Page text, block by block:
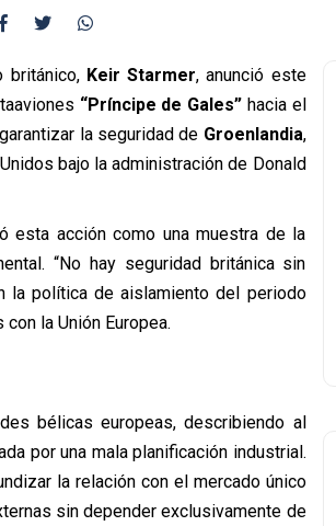
británico, Keir Starmer, anunció este
“Príncipe de Gales” hacia el
la seguridad de Groenlandia,
bajo la administración de Donald
esta acción como una muestra de la
“No hay seguridad británica sin
la política de aislamiento del periodo
la Unión Europea.
bélicas europeas, describiendo al
por una mala planificación industrial.
la relación con el mercado único
sin depender exclusivamente de